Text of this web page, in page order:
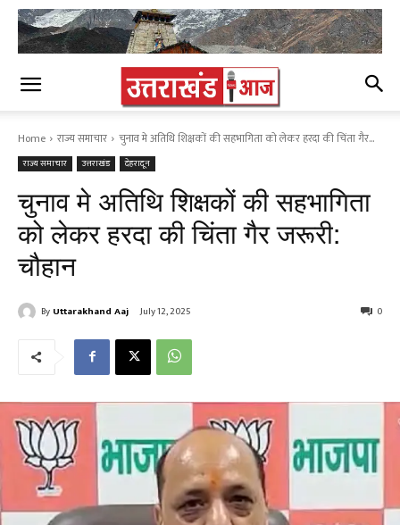
Home राज्य समाचार चुनाव मे अतिथि शिक्षकों की सहभागिता को लेकर हरदा की चिंता गैर...
राज्य समाचार उत्तराखंड देहरादून
चुनाव मे अतिथि शिक्षकों की सहभागिता
को लेकर हरदा की चिंता गैर जरूरी:
चौहान
By Uttarakhand Aaj July 12, 2025 0